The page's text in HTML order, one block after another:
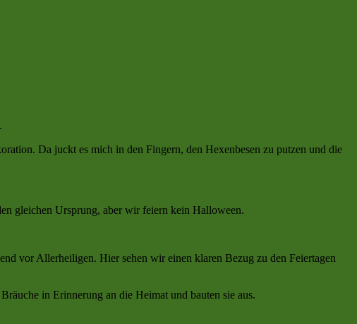
Da juckt es mich in den Fingern, den Hexenbesen zu putzen und die
gleichen Ursprung, aber wir feiern kein Halloween.
vor Allerheiligen. Hier sehen wir einen klaren Bezug zu den Feiertagen
in Erinnerung an die Heimat und bauten sie aus.